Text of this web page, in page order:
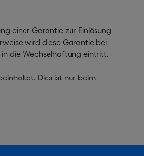
einer Garantie zur Einlösung
wird diese Garantie bei
in die Wechselhaftung eintritt.
Dies ist nur beim